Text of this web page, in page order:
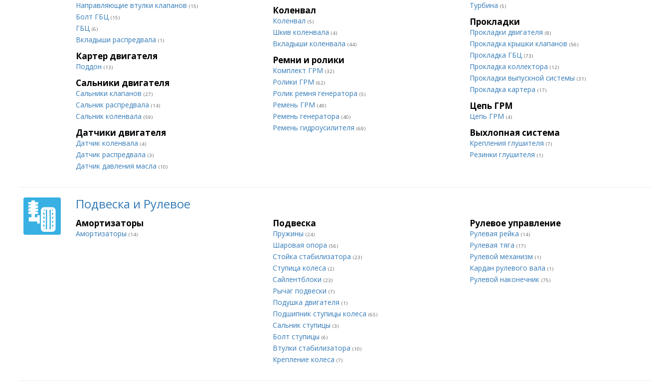
Направляющие втулки клапанов (15)
Болт ГБЦ (15)
ГБЦ (6)
Вкладыши распредвала (1)
Турбина (5)
Коленвал
Коленвал (5)
Шкив коленвала (4)
Вкладыши коленвала (44)
Прокладки
Прокладки двигателя (8)
Прокладка крышки клапанов (56)
Прокладка ГБЦ (73)
Прокладка коллектора (12)
Прокладки выпускной системы (31)
Прокладка картера (17)
Картер двигателя
Поддон (13)
Ремни и ролики
Комплект ГРМ (32)
Ролики ГРМ (62)
Ролик ремня генератора (5)
Ремень ГРМ (49)
Ремень генератора (40)
Ремень гидроусилителя (69)
Сальники двигателя
Сальники клапанов (27)
Сальник распредвала (14)
Сальник коленвала (59)
Цепь ГРМ
Цепь ГРМ (4)
Датчики двигателя
Датчик коленвала (4)
Датчик распредвала (3)
Датчик давления масла (10)
Выхлопная система
Крепления глушителя (7)
Резинки глушителя (1)
Подвеска и Рулевое
Амортизаторы
Амортизаторы (14)
Подвеска
Пружины (24)
Шаровая опора (56)
Стойка стабилизатора (23)
Ступица колеса (2)
Сайлентблоки (23)
Рычаг подвески (7)
Подушка двигателя (1)
Подшипник ступицы колеса (65)
Сальник ступицы (3)
Болт ступицы (6)
Втулки стабилизатора (10)
Крепление колеса (7)
Рулевое управление
Рулевая рейка (14)
Рулевая тяга (17)
Рулевой механизм (1)
Кардан рулевого вала (1)
Рулевой наконечник (75)